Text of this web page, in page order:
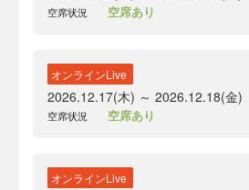
空席状況 空席あり
オンラインLive
2026.12.17(木) ～ 2026.12.18(金)
空席状況 空席あり
オンラインLive